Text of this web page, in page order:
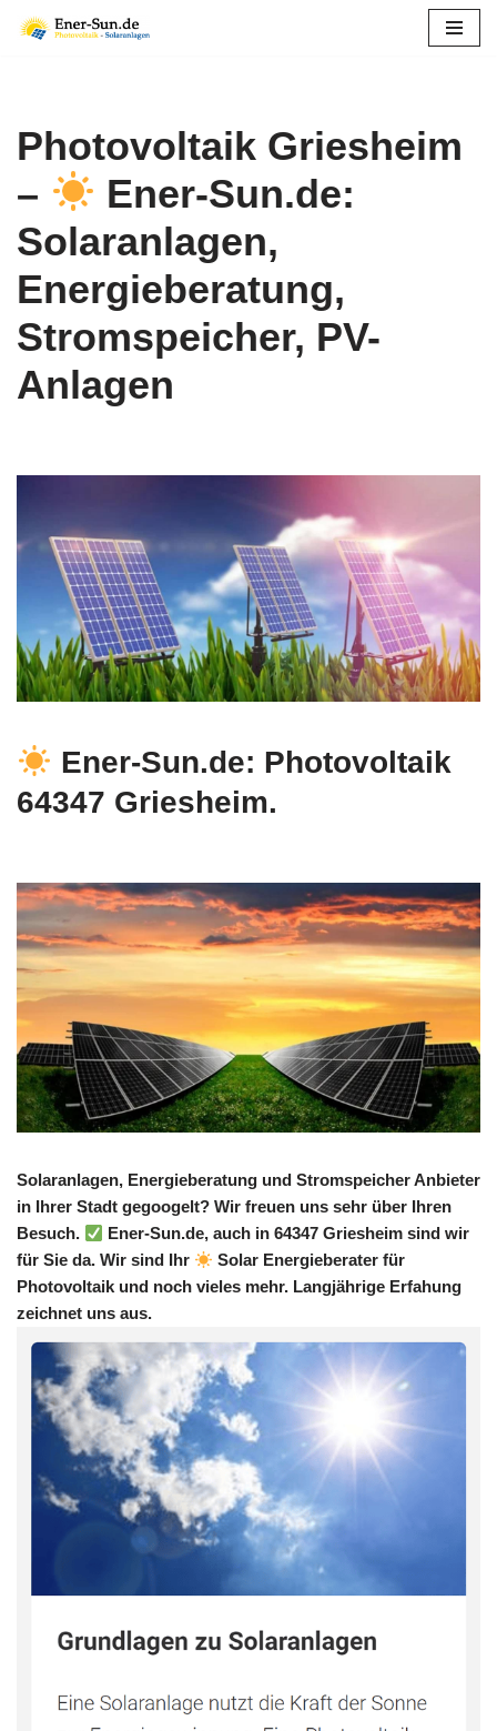
Photovoltaik Griesheim
–
Ener-Sun.de:
Solaranlagen,
Energieberatung,
Stromspeicher, PV-
Anlagen
Ener-Sun.de: Photovoltaik
64347 Griesheim.
Solaranlagen, Energieberatung und Stromspeicher Anbieter
in Ihrer Stadt gegoogelt? Wir freuen uns sehr über Ihren
Besuch.
Ener-Sun.de, auch in 64347 Griesheim sind wir
für Sie da. Wir sind Ihr
Solar Energieberater für
Photovoltaik und noch vieles mehr. Langjährige Erfahung
zeichnet uns aus.